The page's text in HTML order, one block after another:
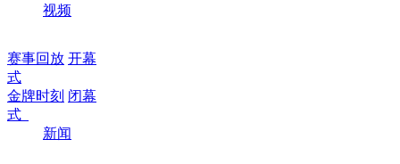
视频
赛事回放 开幕
式
金牌时刻 闭幕
式
新闻